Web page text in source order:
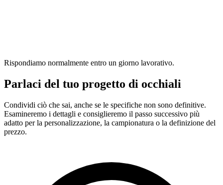
Rispondiamo normalmente entro un giorno lavorativo.
Parlaci del tuo progetto di occhiali
Condividi ciò che sai, anche se le specifiche non sono definitive.
Esamineremo i dettagli e consiglieremo il passo successivo più
adatto per la personalizzazione, la campionatura o la definizione del
prezzo.